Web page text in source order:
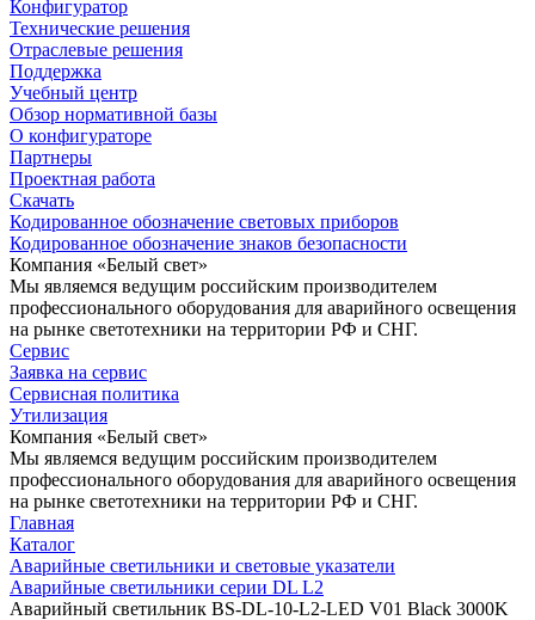
Конфигуратор
Технические решения
Отраслевые решения
Поддержка
Учебный центр
Обзор нормативной базы
О конфигураторе
Партнеры
Проектная работа
Скачать
Кодированное обозначение световых приборов
Кодированное обозначение знаков безопасности
Компания «Белый свет»
Мы являемся ведущим российским производителем
профессионального оборудования для аварийного освещения
на рынке светотехники на территории РФ и СНГ.
Сервис
Заявка на сервис
Сервисная политика
Утилизация
Компания «Белый свет»
Мы являемся ведущим российским производителем
профессионального оборудования для аварийного освещения
на рынке светотехники на территории РФ и СНГ.
Главная
Каталог
Аварийные светильники и световые указатели
Аварийные светильники серии DL L2
Аварийный светильник BS-DL-10-L2-LED V01 Black 3000K